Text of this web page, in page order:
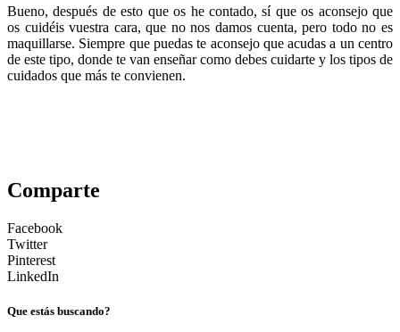
Bueno, después de esto que os he contado, sí que os aconsejo que
os cuidéis vuestra cara, que no nos damos cuenta, pero todo no es
maquillarse. Siempre que puedas te aconsejo que acudas a un centro
de este tipo, donde te van enseñar como debes cuidarte y los tipos de
cuidados que más te convienen.
Comparte
Facebook
Twitter
Pinterest
LinkedIn
Que estás buscando?